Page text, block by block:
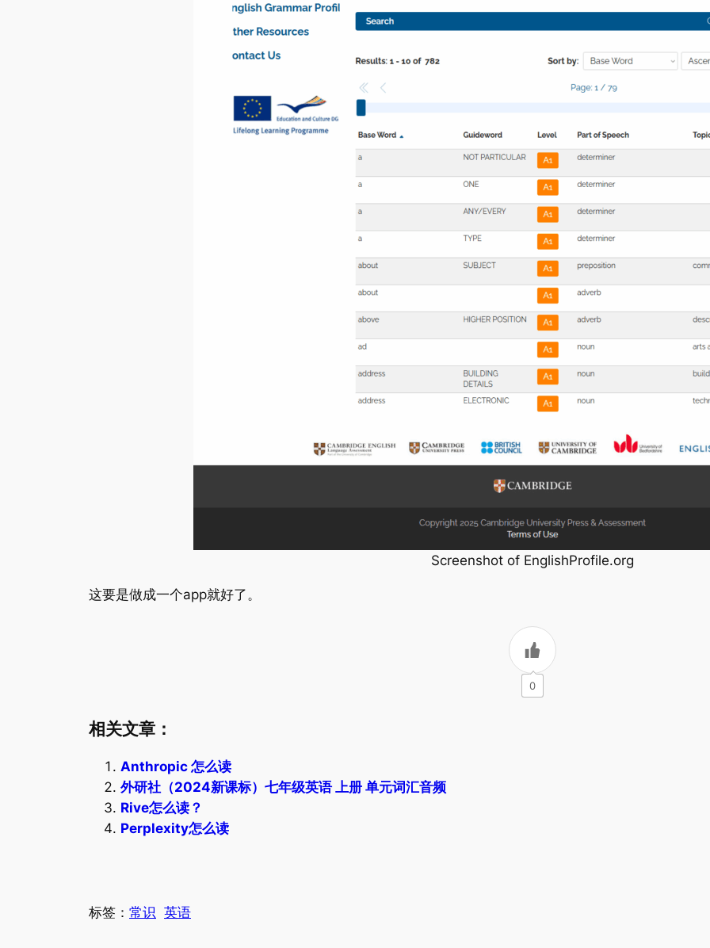
Screenshot of EnglishProfile.org
这要是做成一个app就好了。
0
相关文章：
Anthropic 怎么读
外研社（2024新课标）七年级英语 上册 单元词汇音频
Rive怎么读？
Perplexity怎么读
标签： 常识 英语